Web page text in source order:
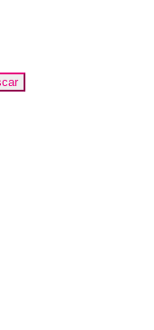
o sus sabores